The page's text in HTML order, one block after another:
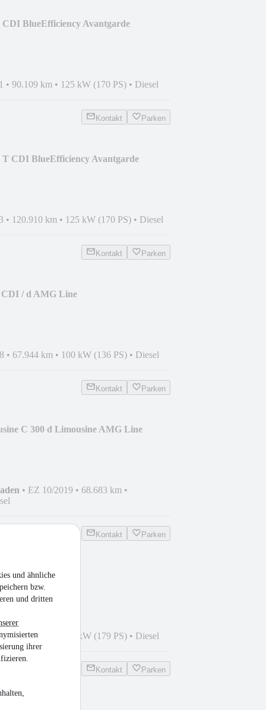
und ähnliche
bzw.
und dritten
ihrer
CDI BlueEfficiency Avantgarde
• 90.109 km • 125 kW (170 PS) • Diesel
Kontakt Parken
T CDI BlueEfficiency Avantgarde
• 120.910 km • 125 kW (170 PS) • Diesel
Kontakt Parken
CDI / d AMG Line
• 67.944 km • 100 kW (136 PS) • Diesel
Kontakt Parken
C 300 d Limousine AMG Line
• EZ 10/2019 • 68.683 km •
Kontakt Parken
•67.401 km 132 kW (179 PS) • Diesel
Kontakt Parken